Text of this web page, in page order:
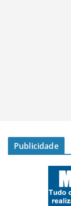
Publicidade